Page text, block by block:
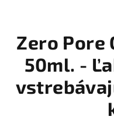
Zero Pore
50ml. -